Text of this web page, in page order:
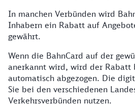
In manchen Verbünden wird
Inhabern ein Rabatt auf
gewährt.
Wenn die BahnCard auf der
anerkannt wird, wird der Rabatt
automatisch abgezogen. Die
Sie bei den verschiedenen
Verkehrsverbünden nutzen.